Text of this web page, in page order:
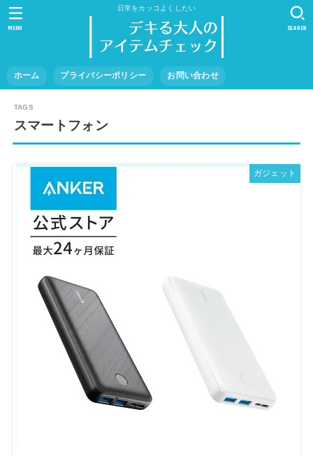
日常をカッコよくしたい
ホーム プライバシーポリシー お問い合わせ
SEARCH
MENU
スマートフォン
ガジェット